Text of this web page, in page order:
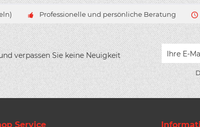
Professionelle und persönliche Beratung
verpassen Sie keine Neuigkeit
Service